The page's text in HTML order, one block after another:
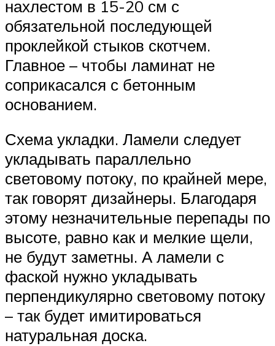
нахлестом в 15-20 см с
обязательной последующей
проклейкой стыков скотчем.
Главное – чтобы ламинат не
соприкасался с бетонным
основанием.
Схема укладки. Ламели следует
укладывать параллельно
световому потоку, по крайней мере,
так говорят дизайнеры. Благодаря
этому незначительные перепады по
высоте, равно как и мелкие щели,
не будут заметны. А ламели с
фаской нужно укладывать
перпендикулярно световому потоку
– так будет имитироваться
натуральная доска.